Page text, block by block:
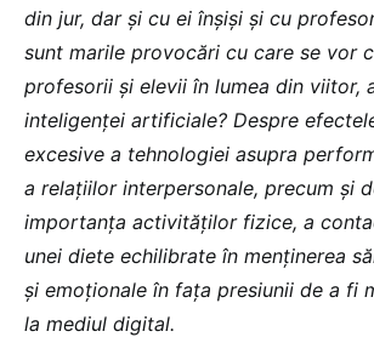
din jur, dar și cu ei înșiși și cu
sunt marile provocări cu care se vor
profesorii și elevii în lumea din viitor,
inteligenței artificiale? Despre
excesive a tehnologiei asupra
a relațiilor interpersonale, precum și
importanța activităților fizice, a
unei diete echilibrate în menținerea
și emoționale în fața presiunii de a fi
la mediul digital.